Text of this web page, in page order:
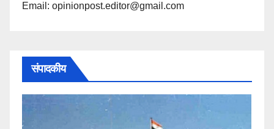
Email: opinionpost.editor@gmail.com
संपादकीय